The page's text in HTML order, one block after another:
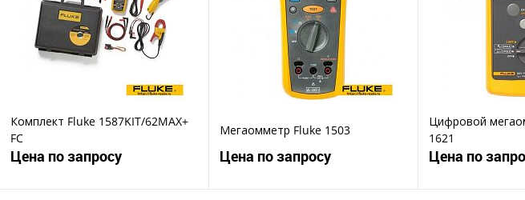
В избранное
В избранное
Комплект Fluke 1587KIT/62MAX+
FC
Цена по запросу
Мегаомметр Fluke 1503
Цена по запросу
Цифровой
1621
Цена по